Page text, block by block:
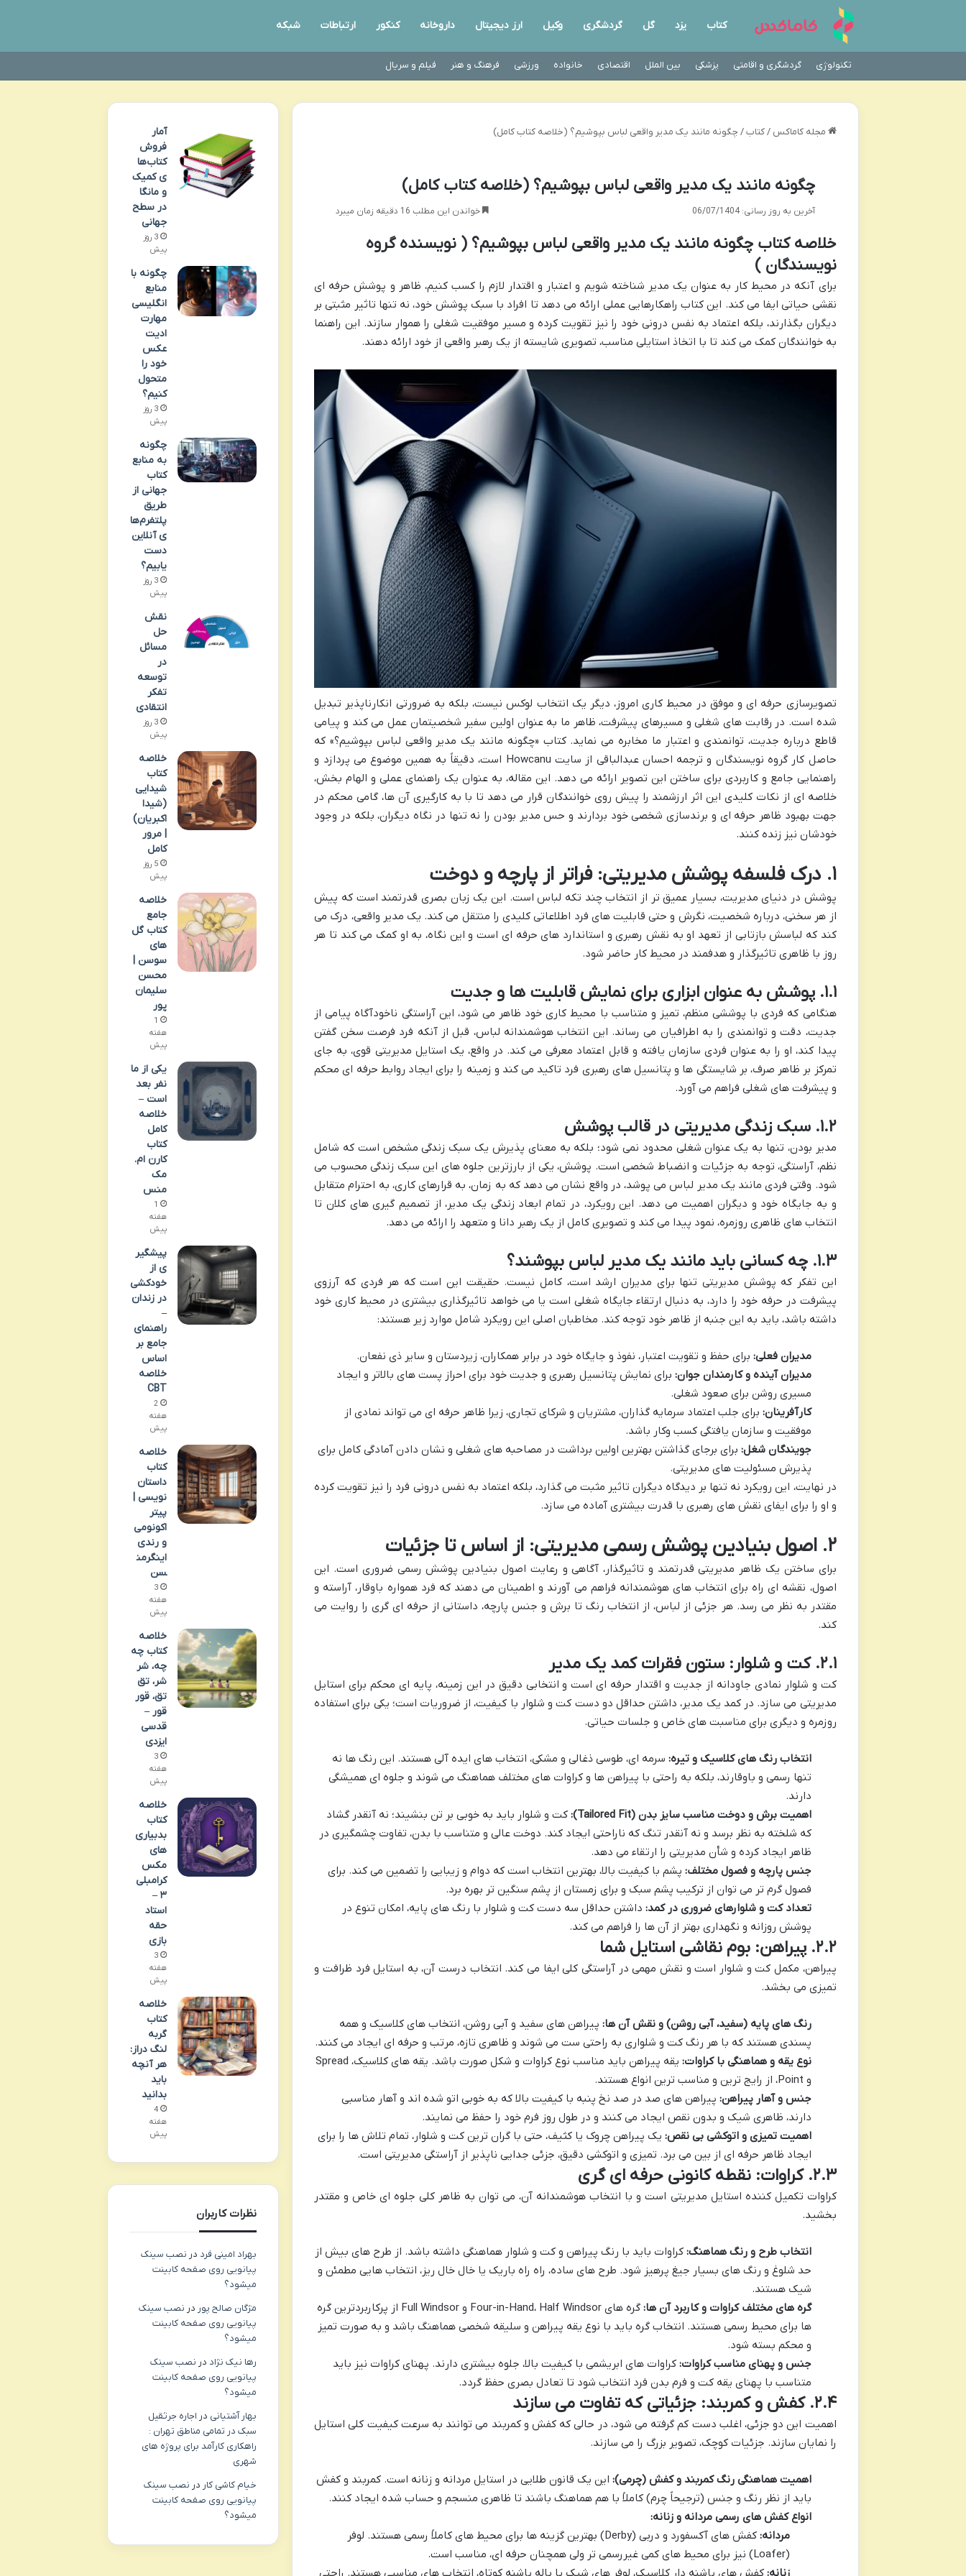
کتاب یزد گل گردشگری وکیل ارز دیجیتال داروخانه کنکور ارتباطات شبکه
تکنولوژی گردشگری و اقامتی پزشکی بین الملل اقتصادی خانواده ورزشی فرهنگ و هنر فیلم و سریال
مجله کاماکس / کتاب / چگونه مانند یک مدیر واقعی لباس بپوشیم؟ (خلاصه کتاب کامل)
چگونه مانند یک مدیر واقعی لباس بپوشیم؟ (خلاصه کتاب کامل)
آخرین به روز رسانی: 06/07/1404 خواندن این مطلب 16 دقیقه زمان میبرد
خلاصه کتاب چگونه مانند یک مدیر واقعی لباس بپوشیم؟ ( نویسنده گروه
نویسندگان )
برای آنکه در محیط کار به عنوان یک مدیر شناخته شویم و اعتبار و اقتدار لازم را کسب کنیم، ظاهر و پوشش حرفه ای
نقشی حیاتی ایفا می کند. این کتاب راهکارهایی عملی ارائه می دهد تا افراد با سبک پوشش خود، نه تنها تاثیر مثبتی بر
دیگران بگذارند، بلکه اعتماد به نفس درونی خود را نیز تقویت کرده و مسیر موفقیت شغلی را هموار سازند. این راهنما
به خوانندگان کمک می کند تا با اتخاذ استایلی مناسب، تصویری شایسته از یک رهبر واقعی از خود ارائه دهند.
تصویرسازی حرفه ای و موفق در محیط کاری امروز، دیگر یک انتخاب لوکس نیست، بلکه به ضرورتی انکارناپذیر تبدیل
شده است. در رقابت های شغلی و مسیرهای پیشرفت، ظاهر ما به عنوان اولین سفیر شخصیتمان عمل می کند و پیامی
قاطع درباره جدیت، توانمندی و اعتبار ما مخابره می نماید. کتاب «چگونه مانند یک مدیر واقعی لباس بپوشیم؟» که
حاصل کار گروه نویسندگان و ترجمه احسان عبدالباقی از سایت Howcanu است، دقیقاً به همین موضوع می پردازد و
راهنمایی جامع و کاربردی برای ساختن این تصویر ارائه می دهد. این مقاله، به عنوان یک راهنمای عملی و الهام بخش،
خلاصه ای از نکات کلیدی این اثر ارزشمند را پیش روی خوانندگان قرار می دهد تا با به کارگیری آن ها، گامی محکم در
جهت بهبود ظاهر حرفه ای و برندسازی شخصی خود بردارند و حس مدیر بودن را نه تنها در نگاه دیگران، بلکه در وجود
خودشان نیز زنده کنند.
۱. درک فلسفه پوشش مدیریتی: فراتر از پارچه و دوخت
پوشش در دنیای مدیریت، بسیار عمیق تر از انتخاب چند تکه لباس است. این یک زبان بصری قدرتمند است که پیش
از هر سخنی، درباره شخصیت، نگرش و حتی قابلیت های فرد اطلاعاتی کلیدی را منتقل می کند. یک مدیر واقعی، درک می
کند که لباسش بازتابی از تعهد او به نقش رهبری و استاندارد های حرفه ای است و این نگاه، به او کمک می کند تا هر
روز با ظاهری تاثیرگذار و هدفمند در محیط کار حاضر شود.
۱.۱. پوشش به عنوان ابزاری برای نمایش قابلیت ها و جدیت
هنگامی که فردی با پوششی منظم، تمیز و متناسب با محیط کاری خود ظاهر می شود، این آراستگی ناخودآگاه پیامی از
جدیت، دقت و توانمندی را به اطرافیان می رساند. این انتخاب هوشمندانه لباس، قبل از آنکه فرد فرصت سخن گفتن
پیدا کند، او را به عنوان فردی سازمان یافته و قابل اعتماد معرفی می کند. در واقع، یک استایل مدیریتی قوی، به جای
تمرکز بر ظاهر صرف، بر شایستگی ها و پتانسیل های رهبری فرد تاکید می کند و زمینه را برای ایجاد روابط حرفه ای محکم
و پیشرفت های شغلی فراهم می آورد.
۱.۲. سبک زندگی مدیریتی در قالب پوشش
مدیر بودن، تنها به یک عنوان شغلی محدود نمی شود؛ بلکه به معنای پذیرش یک سبک زندگی مشخص است که شامل
نظم، آراستگی، توجه به جزئیات و انضباط شخصی است. پوشش، یکی از بارزترین جلوه های این سبک زندگی محسوب می
شود. وقتی فردی مانند یک مدیر لباس می پوشد، در واقع نشان می دهد که به زمان، به قرارهای کاری، به احترام متقابل
و به جایگاه خود و دیگران اهمیت می دهد. این رویکرد، در تمام ابعاد زندگی یک مدیر، از تصمیم گیری های کلان تا
انتخاب های ظاهری روزمره، نمود پیدا می کند و تصویری کامل از یک رهبر دانا و متعهد را ارائه می دهد.
۱.۳. چه کسانی باید مانند یک مدیر لباس بپوشند؟
این تفکر که پوشش مدیریتی تنها برای مدیران ارشد است، کامل نیست. حقیقت این است که هر فردی که آرزوی
پیشرفت در حرفه خود را دارد، به دنبال ارتقاء جایگاه شغلی است یا می خواهد تاثیرگذاری بیشتری در محیط کاری خود
داشته باشد، باید به این جنبه از ظاهر خود توجه کند. مخاطبان اصلی این رویکرد شامل موارد زیر هستند:
مدیران فعلی: برای حفظ و تقویت اعتبار، نفوذ و جایگاه خود در برابر همکاران، زیردستان و سایر ذی نفعان.
مدیران آینده و کارمندان جوان: برای نمایش پتانسیل رهبری و جدیت خود برای احراز پست های بالاتر و ایجاد
مسیری روشن برای صعود شغلی.
کارآفرینان: برای جلب اعتماد سرمایه گذاران، مشتریان و شرکای تجاری، زیرا ظاهر حرفه ای می تواند نمادی از
موفقیت و سازمان یافتگی کسب وکار باشد.
جویندگان شغل: برای برجای گذاشتن بهترین اولین برداشت در مصاحبه های شغلی و نشان دادن آمادگی کامل برای
پذیرش مسئولیت های مدیریتی.
در نهایت، این رویکرد نه تنها بر دیدگاه دیگران تاثیر مثبت می گذارد، بلکه اعتماد به نفس درونی فرد را نیز تقویت کرده
و او را برای ایفای نقش های رهبری با قدرت بیشتری آماده می سازد.
۲. اصول بنیادین پوشش رسمی مدیریتی: از اساس تا جزئیات
برای ساختن یک ظاهر مدیریتی قدرتمند و تاثیرگذار، آگاهی و رعایت اصول بنیادین پوشش رسمی ضروری است. این
اصول، نقشه ای راه برای انتخاب های هوشمندانه فراهم می آورند و اطمینان می دهند که فرد همواره باوقار، آراسته و
مقتدر به نظر می رسد. هر جزئی از لباس، از انتخاب رنگ تا برش و جنس پارچه، داستانی از حرفه ای گری را روایت می
کند.
۲.۱. کت و شلوار: ستون فقرات کمد یک مدیر
کت و شلوار نمادی جاودانه از جدیت و اقتدار حرفه ای است و انتخابی دقیق در این زمینه، پایه ای محکم برای استایل
مدیریتی می سازد. در کمد یک مدیر، داشتن حداقل دو دست کت و شلوار با کیفیت، از ضروریات است؛ یکی برای استفاده
روزمره و دیگری برای مناسبت های خاص و جلسات حیاتی.
انتخاب رنگ های کلاسیک و تیره: سرمه ای، طوسی ذغالی و مشکی، انتخاب های ایده آلی هستند. این رنگ ها نه
تنها رسمی و باوقارند، بلکه به راحتی با پیراهن ها و کراوات های مختلف هماهنگ می شوند و جلوه ای همیشگی
دارند.
اهمیت برش و دوخت مناسب سایز بدن (Tailored Fit):
کت و شلوار باید به خوبی بر تن بنشیند؛ نه آنقدر گشاد
که شلخته به نظر برسد و نه آنقدر تنگ که ناراحتی ایجاد کند. دوخت عالی و متناسب با بدن، تفاوت چشمگیری در
ظاهر ایجاد کرده و شأن مدیریتی را ارتقاء می دهد.
جنس پارچه و فصول مختلف: پشم با کیفیت بالا، بهترین انتخاب است که دوام و زیبایی را تضمین می کند. برای
فصول گرم تر می توان از ترکیب پشم سبک و برای زمستان از پشم سنگین تر بهره برد.
تعداد کت و شلوارهای ضروری در کمد: داشتن حداقل سه دست کت و شلوار با رنگ های پایه، امکان تنوع در
پوشش روزانه و نگهداری بهتر از آن ها را فراهم می کند.
۲.۲. پیراهن: بوم نقاشی استایل شما
پیراهن، مکمل کت و شلوار است و نقش مهمی در آراستگی کلی ایفا می کند. انتخاب درست آن، به استایل فرد ظرافت و
تمیزی می بخشد.
رنگ های پایه (سفید، آبی روشن) و نقش آن ها: پیراهن های سفید و آبی روشن، انتخاب های کلاسیک و همه
پسندی هستند که با هر رنگ کت و شلواری به راحتی ست می شوند و ظاهری تازه، مرتب و حرفه ای ایجاد می کنند.
نوع یقه و هماهنگی با کراوات:
یقه پیراهن باید مناسب نوع کراوات و شکل صورت باشد. یقه های کلاسیک، Spread
و Point، از رایج ترین و مناسب ترین انواع هستند.
جنس و آهار پیراهن: پیراهن های صد در صد نخ پنبه با کیفیت بالا که به خوبی اتو شده اند و آهار مناسبی
دارند، ظاهری شیک و بدون نقص ایجاد می کنند و در طول روز فرم خود را حفظ می نمایند.
اهمیت تمیزی و اتوکشی بی نقص: یک پیراهن چروک یا کثیف، حتی با گران ترین کت و شلوار، تمام تلاش ها را برای
ایجاد ظاهر حرفه ای از بین می برد. تمیزی و اتوکشی دقیق، جزئی جدایی ناپذیر از آراستگی مدیریتی است.
۲.۳. کراوات: نقطه کانونی حرفه ای گری
کراوات تکمیل کننده استایل مدیریتی است و با انتخاب هوشمندانه آن، می توان به ظاهر کلی جلوه ای خاص و مقتدر
بخشید.
انتخاب طرح و رنگ هماهنگ: کراوات باید با رنگ پیراهن و کت و شلوار هماهنگی داشته باشد. از طرح های بیش از
حد شلوغ و رنگ های بسیار جیغ پرهیز شود. طرح های ساده، راه راه باریک یا خال خال ریز، انتخاب هایی مطمئن و
شیک هستند.
گره های مختلف کراوات و کاربرد آن ها:
گره های Four-in-Hand، Half Windsor و Full Windsor از پرکاربردترین گره
ها برای محیط رسمی هستند. انتخاب گره باید با نوع یقه پیراهن و سلیقه شخصی هماهنگ باشد و به صورت تمیز
و محکم بسته شود.
جنس و پهنای مناسب کراوات: کراوات های ابریشمی با کیفیت بالا، جلوه بیشتری دارند. پهنای کراوات نیز باید
متناسب با پهنای یقه کت و فرم بدن فرد انتخاب شود تا تعادل بصری حفظ گردد.
۲.۴. کفش و کمربند: جزئیاتی که تفاوت می سازند
اهمیت این دو جزئی، اغلب دست کم گرفته می شود، در حالی که کفش و کمربند می توانند به سرعت کیفیت کلی استایل
را نمایان سازند. جزئیات کوچک، تصویر بزرگ را می سازند.
اهمیت هماهنگی رنگ کمربند و کفش (چرمی): این یک قانون طلایی در استایل مردانه و زنانه است. کمربند و کفش
باید از نظر رنگ و جنس (ترجیحاً چرم) کاملاً با هم هماهنگ باشند تا ظاهری منسجم و حساب شده ایجاد کنند.
انواع کفش های رسمی مردانه و زنانه:
مردانه:
کفش های آکسفورد و دربی (Derby) بهترین گزینه ها برای محیط های کاملاً رسمی هستند. لوفر
(Loafer) نیز برای محیط های کمی غیررسمی تر ولی همچنان حرفه ای، مناسب است.
آمار
فروش
کتاب‌ها
ی کمیک
و مانگا
در سطح
جهانی
3 روز
پیش
چگونه با
منابع
انگلیسی
مهارت
ادیت
عکس
خود را
متحول
کنیم؟
3 روز
پیش
چگونه
به منابع
کتاب
جهانی از
طریق
پلتفرم‌ها
ی آنلاین
دست
یابیم؟
3 روز
پیش
نقش
حل
مسائل
در
توسعه
تفکر
انتقادی
3 روز
پیش
خلاصه
کتاب
شیدایی
(شیدا
اکبریان)
| مرور
کامل
5 روز
پیش
خلاصه
جامع
کتاب گل
های
سوسن |
محسن
سلیمان
پور
1
هفته
پیش
یکی از ما
نفر بعد
است –
خلاصه
کامل
کتاب
کارن ام.
مک
منس
1
هفته
پیش
پیشگیر
ی از
خودکشی
در زندان
–
راهنمای
جامع بر
اساس
خلاصه
CBT
2
هفته
پیش
خلاصه
کتاب
داستان
نویسی |
پیتر
اکونومی
و رندی
اینگرمن
سن
3
هفته
پیش
خلاصه
کتاب چه
چه، شر
شر، تق
تق، قور
قور –
قدسی
ایزدی
3
هفته
پیش
خلاصه
کتاب
بدبیاری
های
مکس
کرامبلی
۳ –
استاد
حقه
بازی
3
هفته
پیش
خلاصه
کتاب
گربه
لنگ دراز:
هر آنچه
باید
بدانید
4
هفته
پیش
نظرات کاربران
بهراد امینی فرد در نصب سینک
پیانویی روی صفحه کابینت
میشود؟
مژگان صالح پور در نصب سینک
پیانویی روی صفحه کابینت
میشود؟
رها نیک نژاد در نصب سینک
پیانویی روی صفحه کابینت
میشود؟
بهار آشتیانی در اجاره جرثقیل
سبک در تمامی مناطق تهران :
راهکاری کارآمد برای پروژه های
شهری
خیام کاشی کار در نصب سینک
پیانویی روی صفحه کابینت
میشود؟